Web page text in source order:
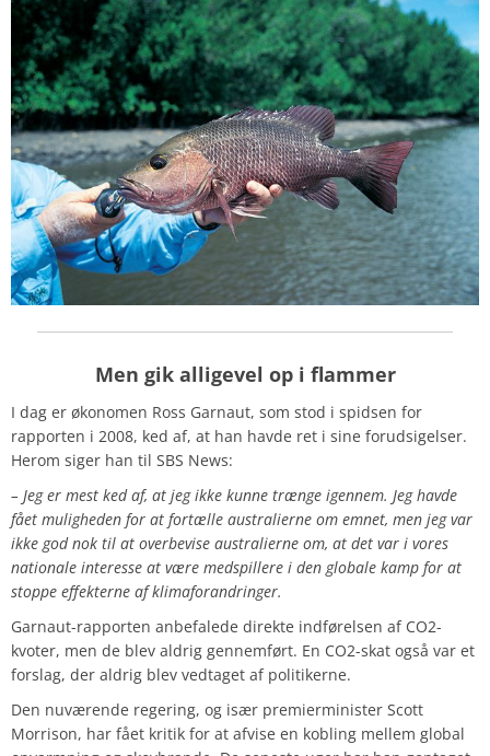
Men gik alligevel op i flammer
I dag er økonomen Ross Garnaut, som stod i spidsen for
rapporten i 2008, ked af, at han havde ret i sine forudsigelser.
Herom siger han til SBS News:
– Jeg er mest ked af, at jeg ikke kunne trænge igennem. Jeg havde
fået muligheden for at fortælle australierne om emnet, men jeg var
ikke god nok til at overbevise australierne om, at det var i vores
nationale interesse at være medspillere i den globale kamp for at
stoppe effekterne af klimaforandringer.
Garnaut-rapporten anbefalede direkte indførelsen af CO2-
kvoter, men de blev aldrig gennemført. En CO2-skat også var et
forslag, der aldrig blev vedtaget af politikerne.
Den nuværende regering, og især premierminister Scott
Morrison, har fået kritik for at afvise en kobling mellem global